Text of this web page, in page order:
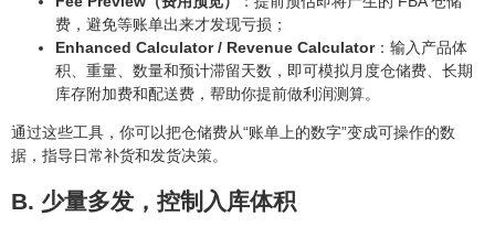
费，避免等账单出来才发现亏损；
Enhanced Calculator / Revenue Calculator：输入产品体
积、重量、数量和预计滞留天数，即可模拟月度仓储费、长期
库存附加费和配送费，帮助你提前做利润测算。
通过这些工具，你可以把仓储费从“账单上的数字”变成可操作的数
据，指导日常补货和发货决策。
B. 少量多发，控制入库体积